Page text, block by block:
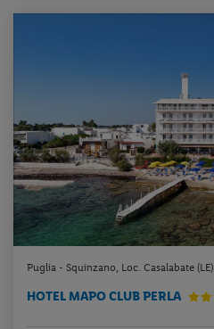
Puglia - Squinzano, Loc. Casalabate (LE)
HOTEL MAPO CLUB PERLA